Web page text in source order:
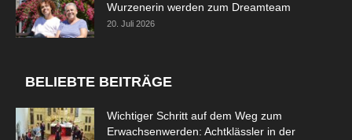
Wurzenerin werden zum Dreamteam
20. Juli 2026
BELIEBTE BEITRÄGE
Wichtiger Schritt auf dem Weg zum
Erwachsenwerden: Achtklässler in der